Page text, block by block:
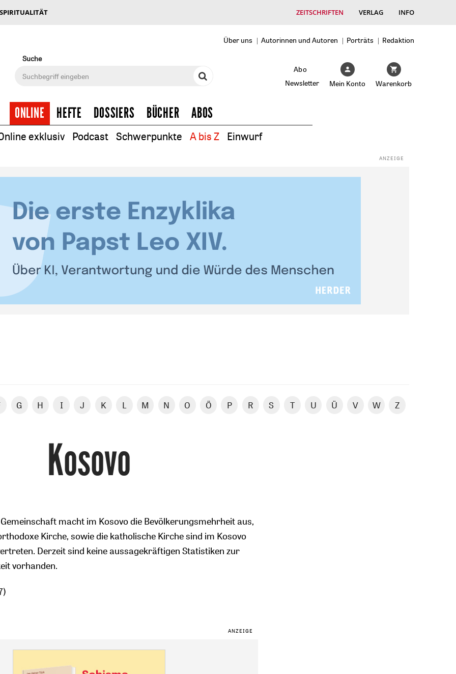
ZEITSCHRIFTEN VERLAG INFO
Über uns Autorinnen und Autoren Porträts
Redaktion
Suche
Abo
Newsletter
Mein Konto Warenkorb
ONLINE HEFTE DOSSIERS BÜCHER ABOS
exklusiv Podcast Schwerpunkte A bis Z Einwurf
G H I J K L M N O Ö P R S T U Ü V W Z
Kosovo
macht im Kosovo die Bevölkerungsmehrheit aus,
Kirche, sowie die katholische Kirche sind im Kosovo
Derzeit sind keine aussagekräftigen Statistiken zur
vorhanden.